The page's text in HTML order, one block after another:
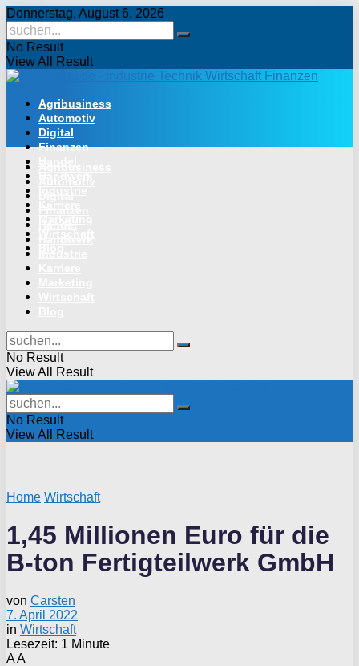
Donnerstag, August 6, 2026
No Result
View All Result
Agribusiness
Automotiv
Digital
Finanzen
No Result
View All Result
No Result
View All Result
Home Wirtschaft
1,45 Millionen Euro für die
B-ton Fertigteilwerk GmbH
von Carsten
7. April 2022
in Wirtschaft
Lesezeit: 1 Minute
AA